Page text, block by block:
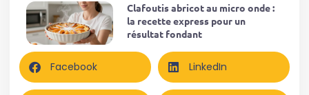
Clafoutis abricot au micro onde :
la recette express pour un
résultat fondant
Facebook LinkedIn